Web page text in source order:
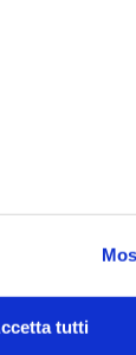
tutti
per le
dinamici e
il modulo: